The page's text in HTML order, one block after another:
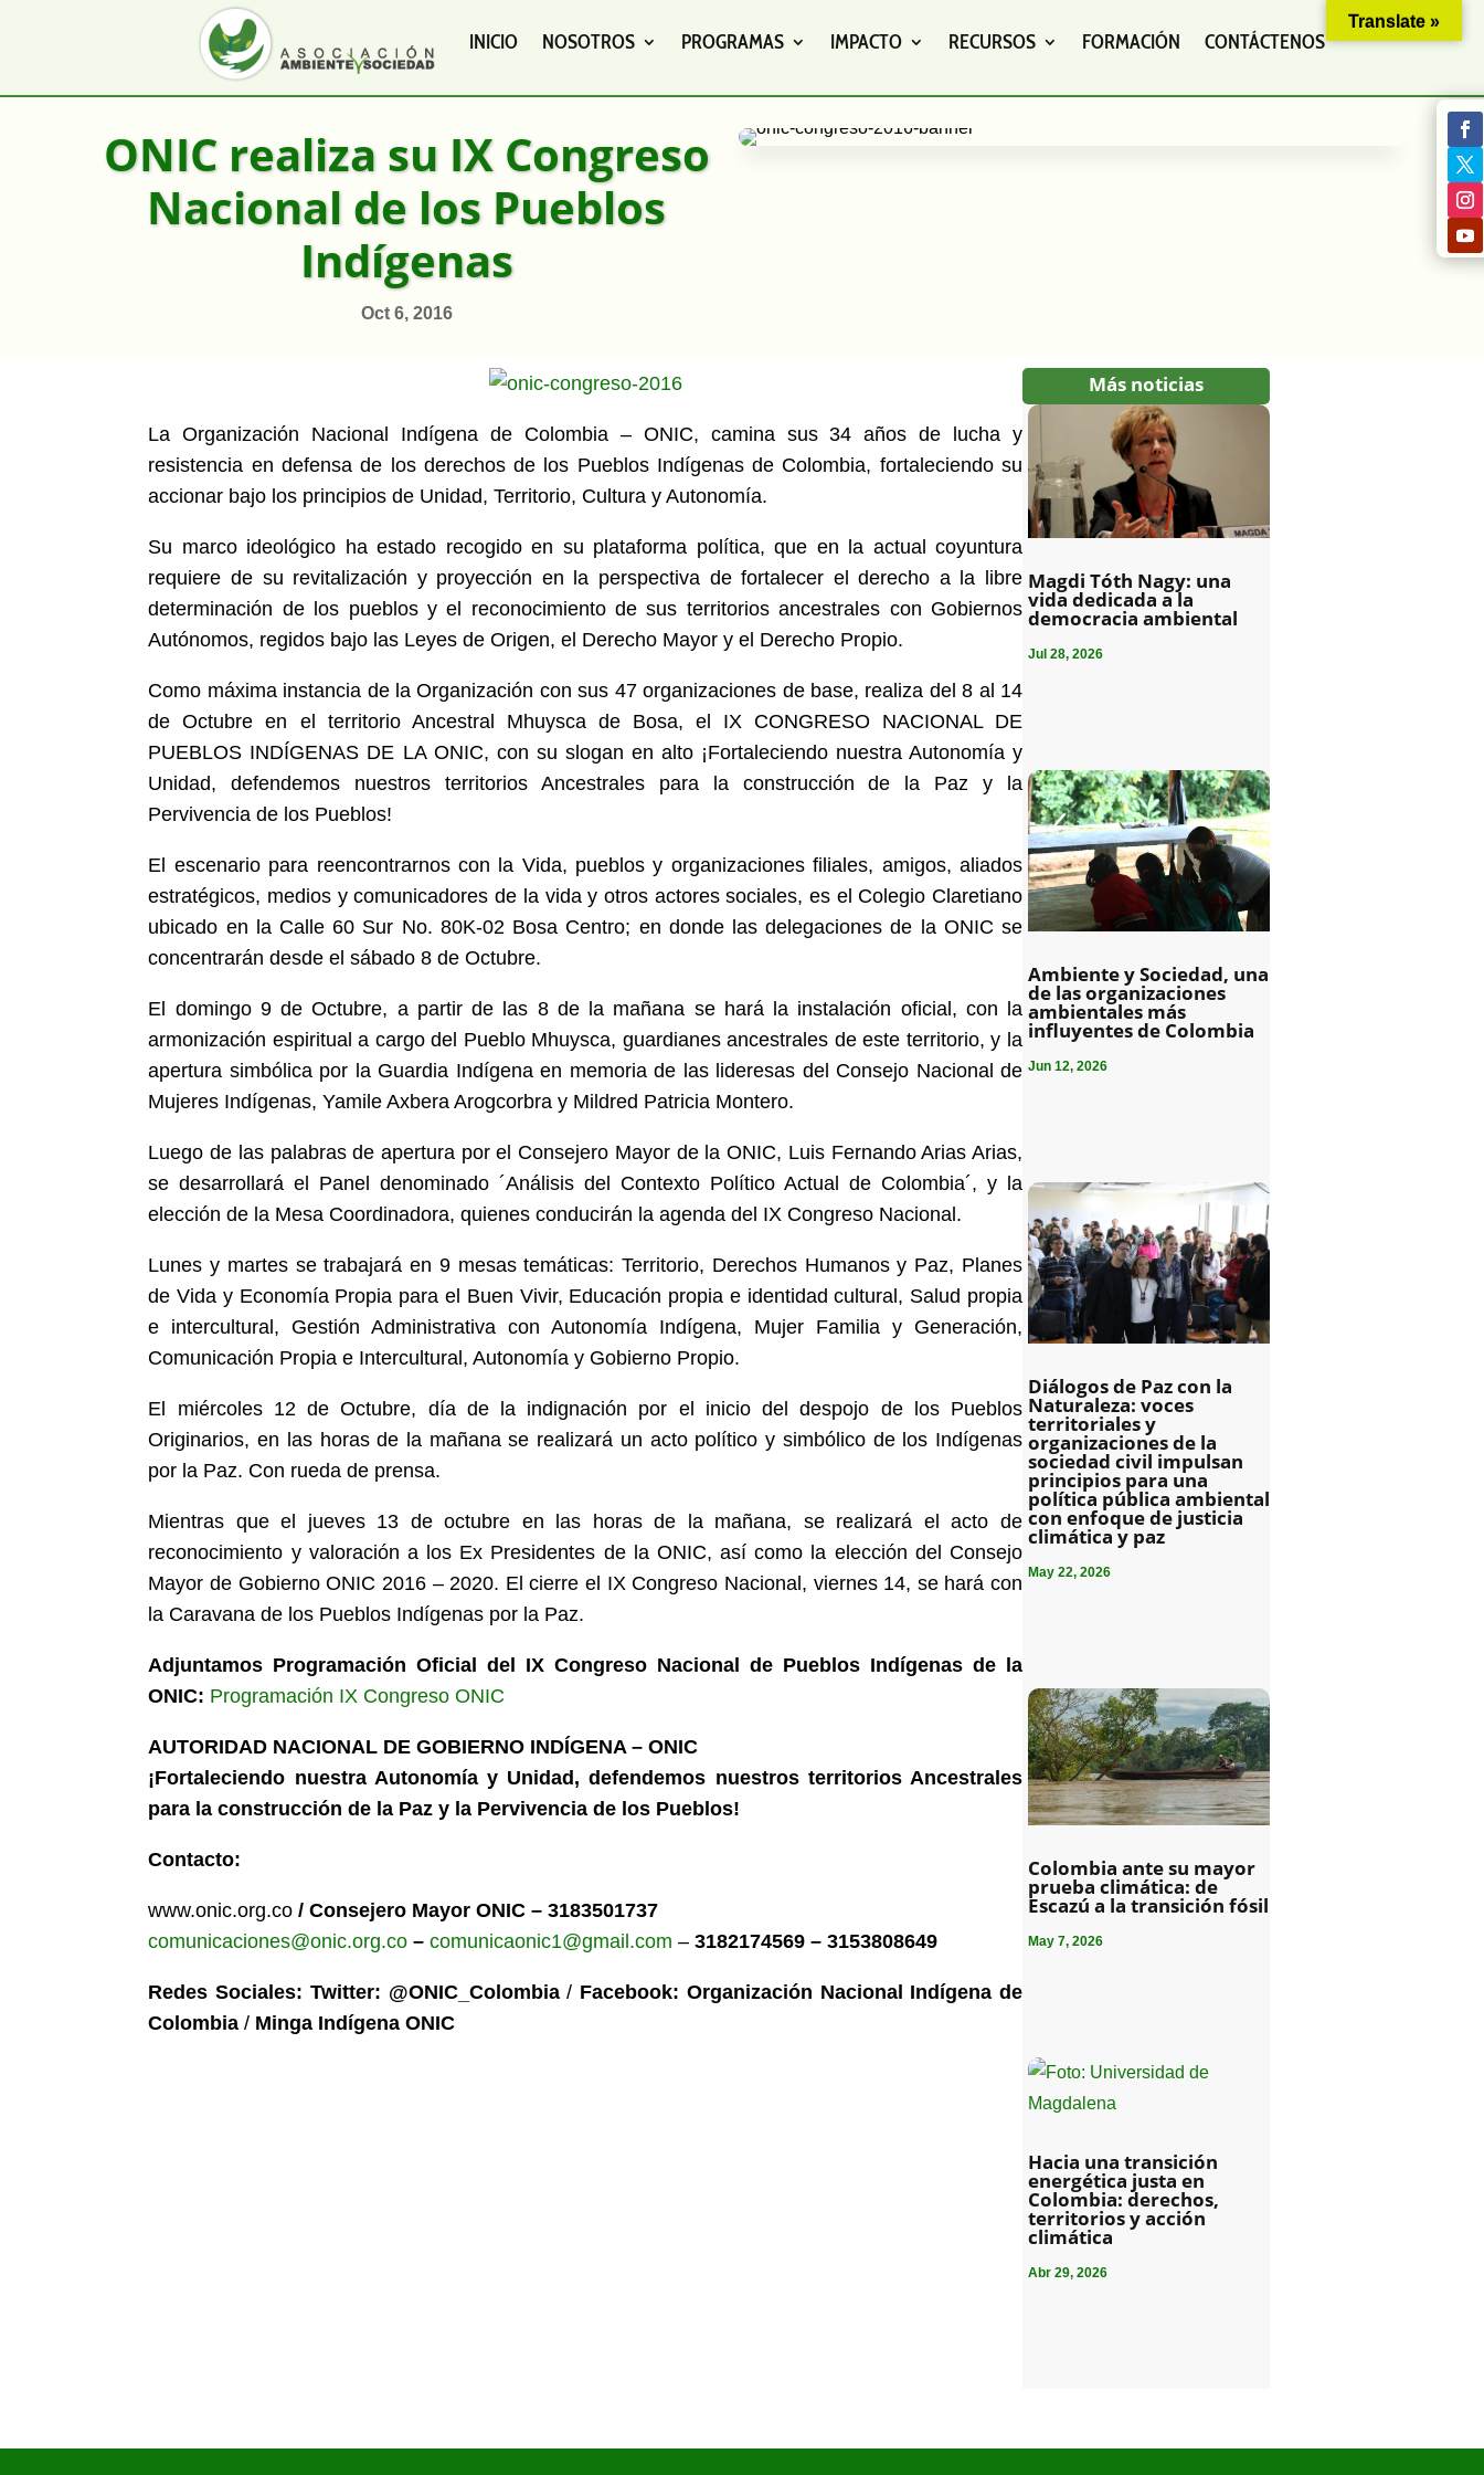
INICIO NOSOTROS PROGRAMAS IMPACTO RECURSOS FORMACIÓN CONTÁCTENOS
ONIC realiza su IX Congreso
Nacional de los Pueblos
Indígenas
Oct 6, 2016
La Organización Nacional Indígena de Colombia – ONIC, camina sus 34 años de lucha y
resistencia en defensa de los derechos de los Pueblos Indígenas de Colombia, fortaleciendo su
accionar bajo los principios de Unidad, Territorio, Cultura y Autonomía.
Su marco ideológico ha estado recogido en su plataforma política, que en la actual coyuntura
requiere de su revitalización y proyección en la perspectiva de fortalecer el derecho a la libre
determinación de los pueblos y el reconocimiento de sus territorios ancestrales con Gobiernos
Autónomos, regidos bajo las Leyes de Origen, el Derecho Mayor y el Derecho Propio.
Como máxima instancia de la Organización con sus 47 organizaciones de base, realiza del 8 al 14
de Octubre en el territorio Ancestral Mhuysca de Bosa, el IX CONGRESO NACIONAL DE
PUEBLOS INDÍGENAS DE LA ONIC, con su slogan en alto ¡Fortaleciendo nuestra Autonomía y
Unidad, defendemos nuestros territorios Ancestrales para la construcción de la Paz y la
Pervivencia de los Pueblos!
El escenario para reencontrarnos con la Vida, pueblos y organizaciones filiales, amigos, aliados
estratégicos, medios y comunicadores de la vida y otros actores sociales, es el Colegio Claretiano
ubicado en la Calle 60 Sur No. 80K-02 Bosa Centro; en donde las delegaciones de la ONIC se
concentrarán desde el sábado 8 de Octubre.
El domingo 9 de Octubre, a partir de las 8 de la mañana se hará la instalación oficial, con la
armonización espiritual a cargo del Pueblo Mhuysca, guardianes ancestrales de este territorio, y la
apertura simbólica por la Guardia Indígena en memoria de las lideresas del Consejo Nacional de
Mujeres Indígenas, Yamile Axbera Arogcorbra y Mildred Patricia Montero.
Luego de las palabras de apertura por el Consejero Mayor de la ONIC, Luis Fernando Arias Arias,
se desarrollará el Panel denominado ´Análisis del Contexto Político Actual de Colombia´, y la
elección de la Mesa Coordinadora, quienes conducirán la agenda del IX Congreso Nacional.
Lunes y martes se trabajará en 9 mesas temáticas: Territorio, Derechos Humanos y Paz, Planes
de Vida y Economía Propia para el Buen Vivir, Educación propia e identidad cultural, Salud propia
e intercultural, Gestión Administrativa con Autonomía Indígena, Mujer Familia y Generación,
Comunicación Propia e Intercultural, Autonomía y Gobierno Propio.
El miércoles 12 de Octubre, día de la indignación por el inicio del despojo de los Pueblos
Originarios, en las horas de la mañana se realizará un acto político y simbólico de los Indígenas
por la Paz. Con rueda de prensa.
Mientras que el jueves 13 de octubre en las horas de la mañana, se realizará el acto de
reconocimiento y valoración a los Ex Presidentes de la ONIC, así como la elección del Consejo
Mayor de Gobierno ONIC 2016 – 2020. El cierre el IX Congreso Nacional, viernes 14, se hará con
la Caravana de los Pueblos Indígenas por la Paz.
Adjuntamos Programación Oficial del IX Congreso Nacional de Pueblos Indígenas de la
ONIC: Programación IX Congreso ONIC
AUTORIDAD NACIONAL DE GOBIERNO INDÍGENA – ONIC
¡Fortaleciendo nuestra Autonomía y Unidad, defendemos nuestros territorios Ancestrales
para la construcción de la Paz y la Pervivencia de los Pueblos!
Contacto:
www.onic.org.co / Consejero Mayor ONIC – 3183501737
comunicaciones@onic.org.co –comunicaonic1@gmail.com – 3182174569 – 3153808649
Redes Sociales: Twitter: @ONIC_Colombia/ Facebook: Organización Nacional Indígena de
Colombia / Minga Indígena ONIC
Más noticias
Magdi Tóth Nagy: una
vida dedicada a la
democracia ambiental
Jul 28, 2026
Ambiente y Sociedad, una
de las organizaciones
ambientales más
influyentes de Colombia
Jun 12, 2026
Diálogos de Paz con la
Naturaleza: voces
territoriales y
organizaciones de la
sociedad civil impulsan
principios para una
política pública ambiental
con enfoque de justicia
climática y paz
May 22, 2026
Colombia ante su mayor
prueba climática: de
Escazú a la transición fósil
May 7, 2026
Hacia una transición
energética justa en
Colombia: derechos,
territorios y acción
climática
Abr 29, 2026
Translate »